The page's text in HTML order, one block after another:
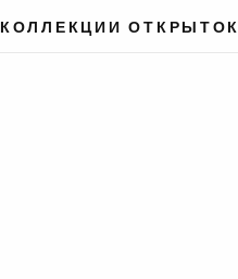
КОЛЛЕКЦИИ ОТКРЫТОК